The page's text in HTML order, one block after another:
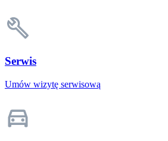
Serwis
Umów wizytę serwisową